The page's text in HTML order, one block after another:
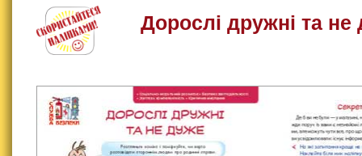
Дорослі дружні та не